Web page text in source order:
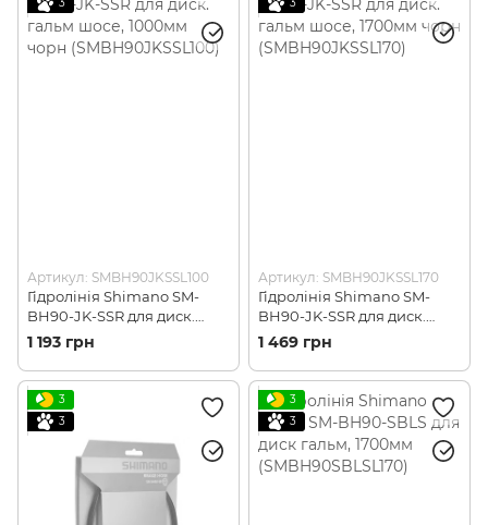
Артикул: SMBH90JKSSL100
Гідролінія Shimano SM-
BH90-JK-SSR для диск.
гальм шосе, 1000мм чорн
(SMBH90JKSSL100)
1 193 грн
Артикул: SMBH90JKSSL170
Гідролінія Shimano SM-
BH90-JK-SSR для диск.
гальм шосе, 1700мм чорн
(SMBH90JKSSL170)
1 469 грн
3
3
3
3